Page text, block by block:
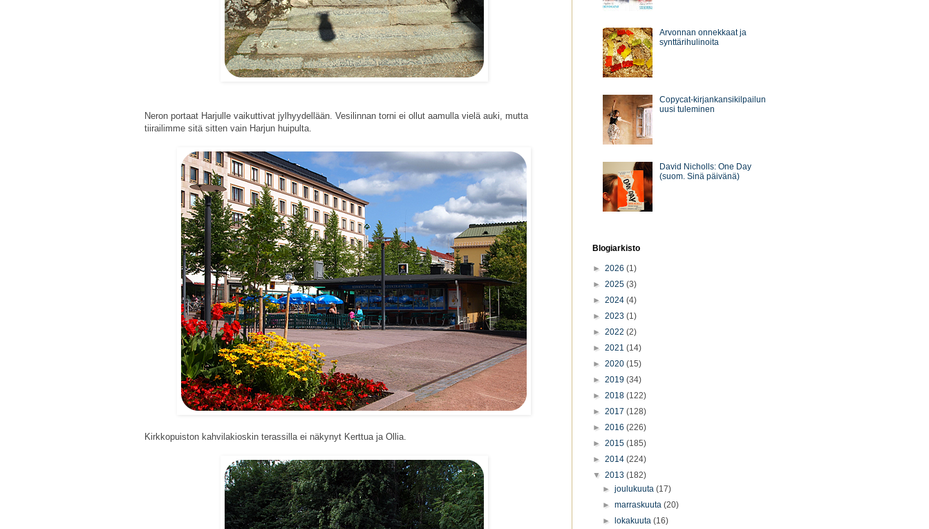
Neron portaat Harjulle vaikuttivat jylhyydellään. Vesilinnan torni ei ollut aamulla vielä auki, mutta
tiirailimme sitä sitten vain Harjun huipulta.
Kirkkopuiston kahvilakioskin terassilla ei näkynyt Kerttua ja Ollia.
Arvonnan onnekkaat ja
synttärihulinoita
Copycat-kirjankansikilpailun
uusi tuleminen
David Nicholls: One Day
(suom. Sinä päivänä)
Blogiarkisto
► 2026 (1)
► 2025 (3)
► 2024 (4)
► 2023 (1)
► 2022 (2)
► 2021 (14)
► 2020 (15)
► 2019 (34)
► 2018 (122)
► 2017 (128)
► 2016 (226)
► 2015 (185)
► 2014 (224)
▼ 2013 (182)
►joulukuuta(17)
►marraskuuta(20)
►
lokakuuta(16)